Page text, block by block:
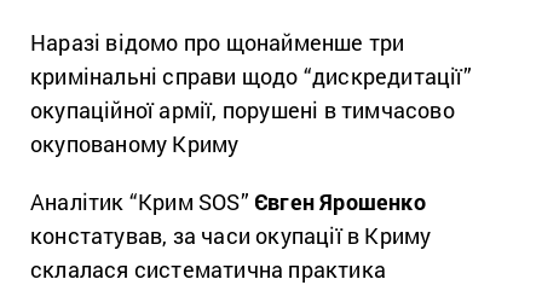
Наразі відомо про щонайменше три
кримінальні справи щодо “дискредитації”
окупаційної армії, порушені в тимчасово
окупованому Криму
Аналітик “Крим SOS” Євген Ярошенко
констатував, за часи окупації в Криму
склалася систематична практика